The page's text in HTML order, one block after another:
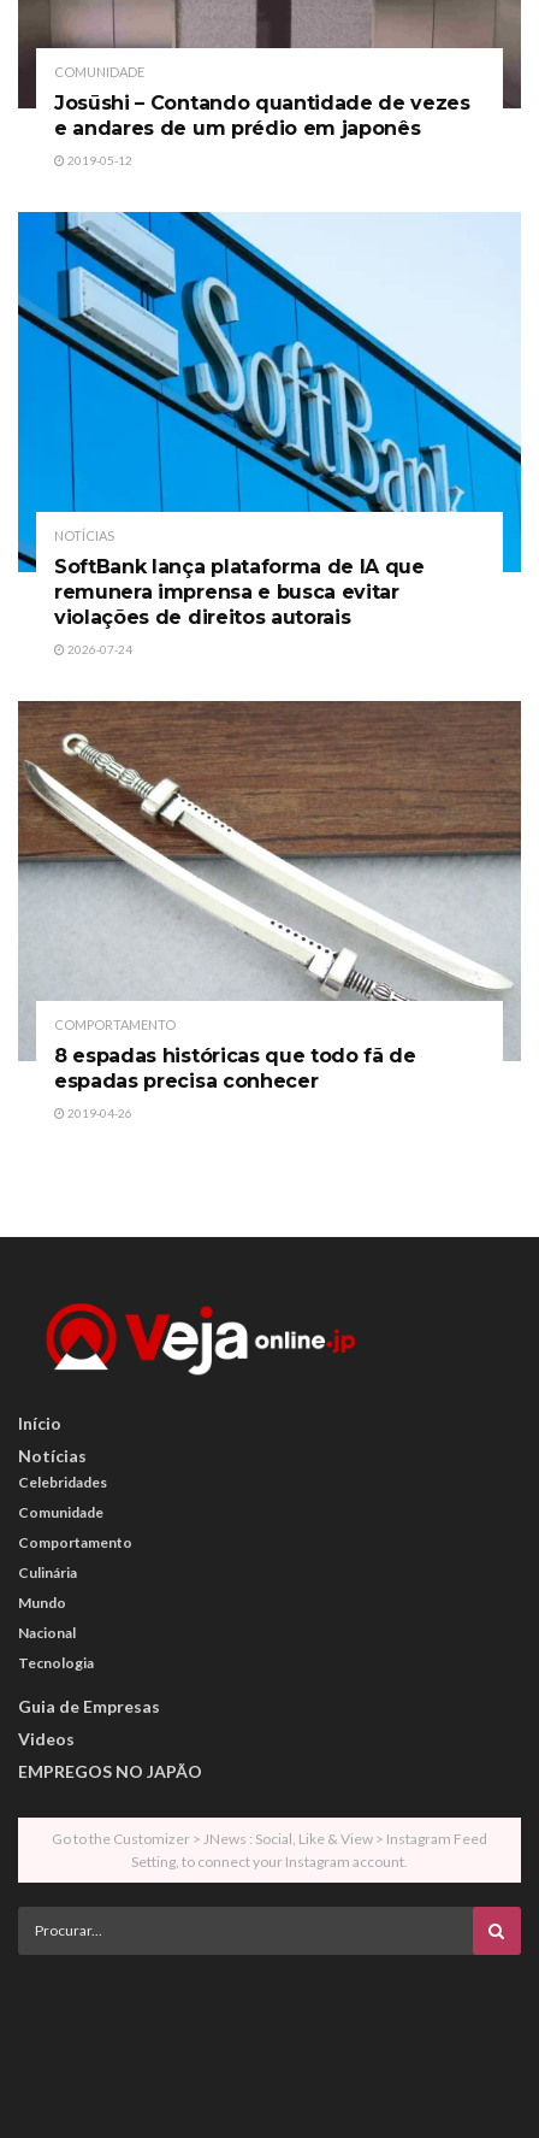
COMUNIDADE
Josūshi – Contando quantidade de vezes
e andares de um prédio em japonês
2019-05-12
NOTÍCIAS
SoftBank lança plataforma de IA que
remunera imprensa e busca evitar
violações de direitos autorais
2026-07-24
COMPORTAMENTO
8 espadas históricas que todo fã de
espadas precisa conhecer
2019-04-26
Início
Notícias
Celebridades
Comunidade
Comportamento
Culinária
Mundo
Nacional
Tecnologia
Guia de Empresas
Videos
EMPREGOS NO JAPÃO
Go to the Customizer > JNews : Social, Like & View > Instagram Feed
Setting, to connect your Instagram account.